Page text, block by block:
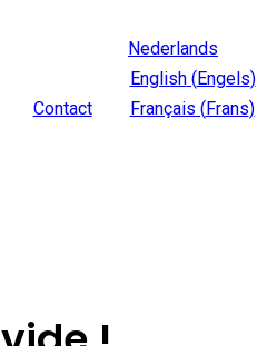
Contact
Nederlands
English(Engels)
Français (Frans)